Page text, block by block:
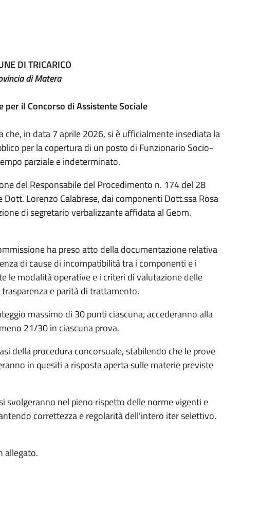
DI TRICARICO
di Matera
per il Concorso di Assistente Sociale
che, in data 7 aprile 2026, si è ufficialmente insediata la
per la copertura di un posto di Funzionario Socio-
parziale e indeterminato.
del Responsabile del Procedimento n. 174 del 28
Lorenzo Calabrese, dai componenti Dott.ssa Rosa
di segretario verbalizzante affidata al Geom.
ha preso atto della documentazione relativa
di cause di incompatibilità tra i componenti e i
le modalità operative e i criteri di valutazione delle
e parità di trattamento.
massimo di 30 punti ciascuna; accederanno alla
21/30 in ciascuna prova.
della procedura concorsuale, stabilendo che le prove
in quesiti a risposta aperta sulle materie previste
svolgeranno nel pieno rispetto delle norme vigenti e
correttezza e regolarità dell’intero iter selettivo.
allegato.